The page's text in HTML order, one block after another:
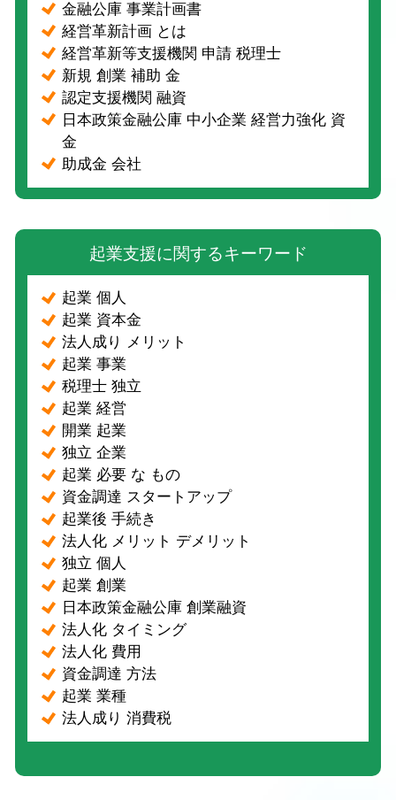
金融公庫 事業計画書
経営革新計画 とは
経営革新等支援機関 申請 税理士
新規 創業 補助 金
認定支援機関 融資
日本政策金融公庫 中小企業 経営力強化 資
金
助成金 会社
起業支援に関するキーワード
起業 個人
起業 資本金
法人成り メリット
起業 事業
税理士 独立
起業 経営
開業 起業
独立 企業
起業 必要 な もの
資金調達 スタートアップ
起業後 手続き
法人化 メリット デメリット
独立 個人
起業 創業
日本政策金融公庫 創業融資
法人化 タイミング
法人化 費用
資金調達 方法
起業 業種
法人成り 消費税